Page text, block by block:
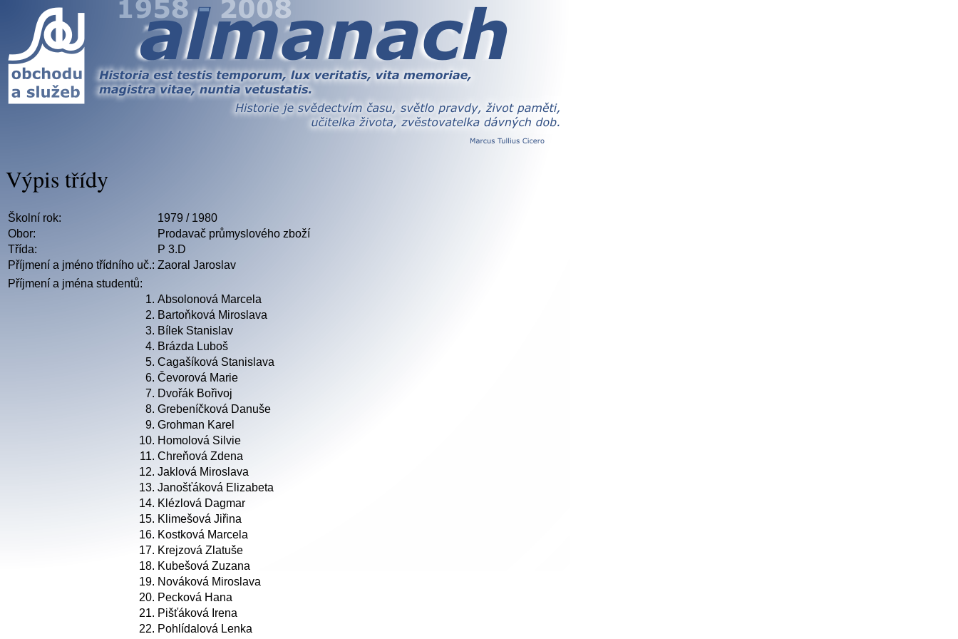
Výpis třídy
Školní rok:
1979 / 1980
Obor:
Prodavač průmyslového zboží
Třída:
P 3.D
Příjmení a jméno třídního uč.: Zaoral Jaroslav
Příjmení a jména studentů:
1. Absolonová Marcela
2. Bartoňková Miroslava
3. Bílek Stanislav
4. Brázda Luboš
5. Cagašíková Stanislava
6. Čevorová Marie
7. Dvořák Bořivoj
8. Grebeníčková Danuše
9. Grohman Karel
10. Homolová Silvie
11. Chreňová Zdena
12. Jaklová Miroslava
13. Janošťáková Elizabeta
14. Klézlová Dagmar
15. Klimešová Jiřina
16. Kostková Marcela
17. Krejzová Zlatuše
18. Kubešová Zuzana
19. Nováková Miroslava
20. Pecková Hana
21. Pišťáková Irena
22. Pohlídalová Lenka